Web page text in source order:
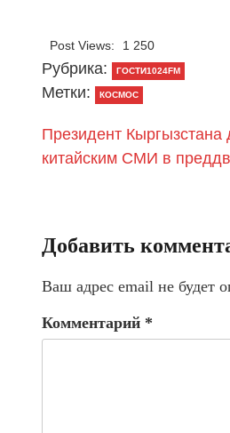
Post Views: 1 250
Рубрика: ГОСТИ1024FM
Метки: КОСМОС
Президент Кыргызстана
китайским СМИ в
Добавить
Ваш адрес email не будет
Комментарий *